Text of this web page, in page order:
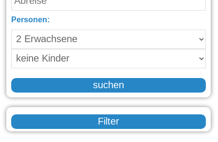
Personen:
suchen
Filter